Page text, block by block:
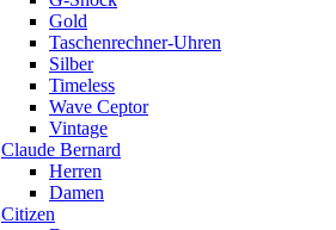
Gold
Taschenrechner-Uhren
Silber
Timeless
Wave Ceptor
Vintage
Claude Bernard
Herren
Damen
Citizen